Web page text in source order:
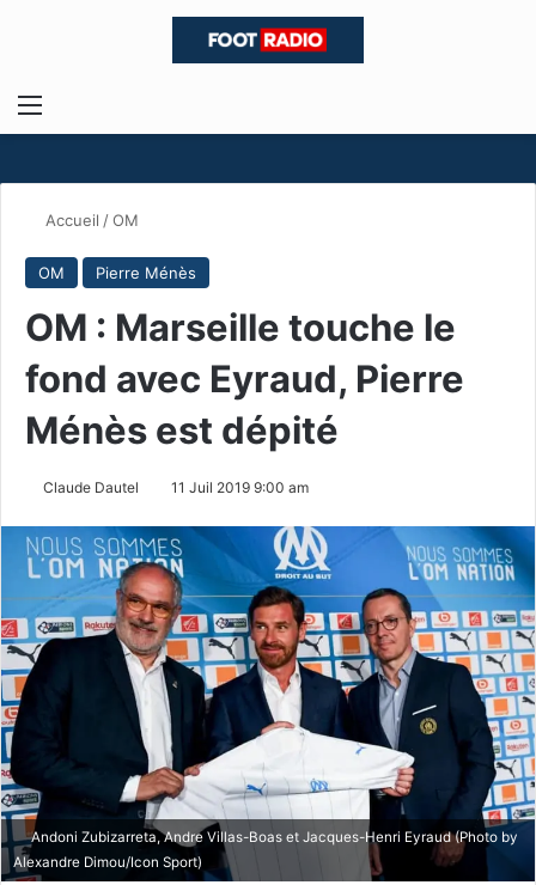
Menu
Accueil /OM
OM Pierre Ménès
OM : Marseille touche le
fond avec Eyraud, Pierre
Ménès est dépité
Claude Dautel 11 Juil 2019 9:00 am
Andoni Zubizarreta, Andre Villas-Boas et Jacques-Henri Eyraud (Photo by
Alexandre Dimou/Icon Sport)